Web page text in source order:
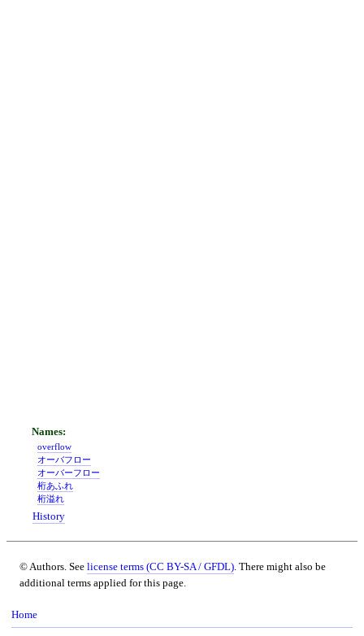
overflow
オーバフロー
オーバーフロー
桁あふれ
桁溢れ
History
© Authors. See license terms (CC BY-SA / GFDL) . There might also be
additional terms applied for this page.
Home